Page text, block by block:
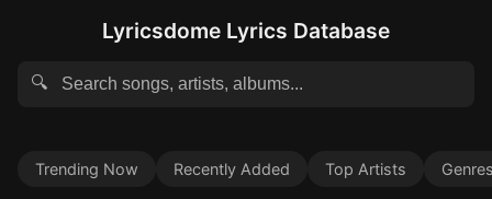
Lyricsdome Lyrics Database
🔍
Trending Now Recently Added Top Artists